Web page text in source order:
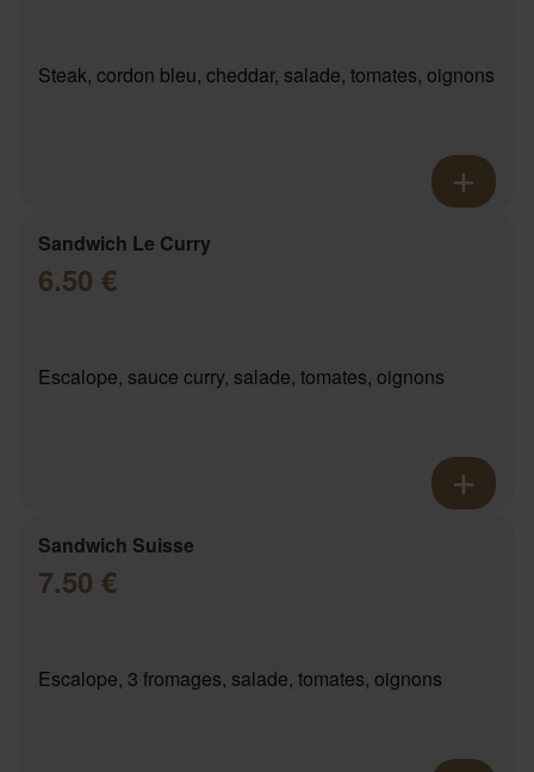
Steak, cordon bleu, cheddar, salade, tomates, oignons
Sandwich Le Curry
6.50 €
Escalope, sauce curry, salade, tomates, oignons
Sandwich Suisse
7.50 €
Escalope, 3 fromages, salade, tomates, oignons